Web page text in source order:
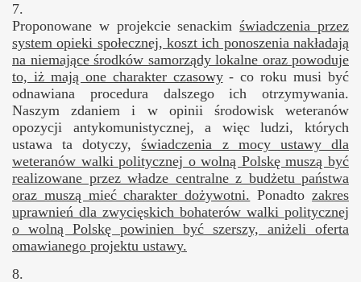
7.
Proponowane w projekcie senackimświadczenia przez
system opieki społecznej, koszt ich ponoszenia nakładają
na niemające środków samorządy lokalne oraz powoduje
to, iż mają one charakter czasowy- co roku musi być
odnawiana procedura dalszego ich otrzymywania.
Naszym zdaniem i w opinii środowisk weteranów
opozycji antykomunistycznej, a więc ludzi, których
ustawa ta dotyczy,świadczenia z mocy ustawy dla
weteranów walki politycznej o wolną Polskę muszą być
realizowane przez władze centralne z budżetu państwa
oraz muszą mieć charakter dożywotni. Ponadtozakres
uprawnień dla zwycięskich bohaterów walki politycznej
o wolną Polskę powinien być szerszy, aniżeli oferta
omawianego projektu ustawy.
8.